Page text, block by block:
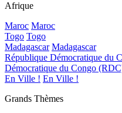
Afrique
Maroc Maroc
Togo Togo
Madagascar Madagascar
République Démocratique du
Démocratique du Congo
En Ville ! En Ville !
Grands Thèmes